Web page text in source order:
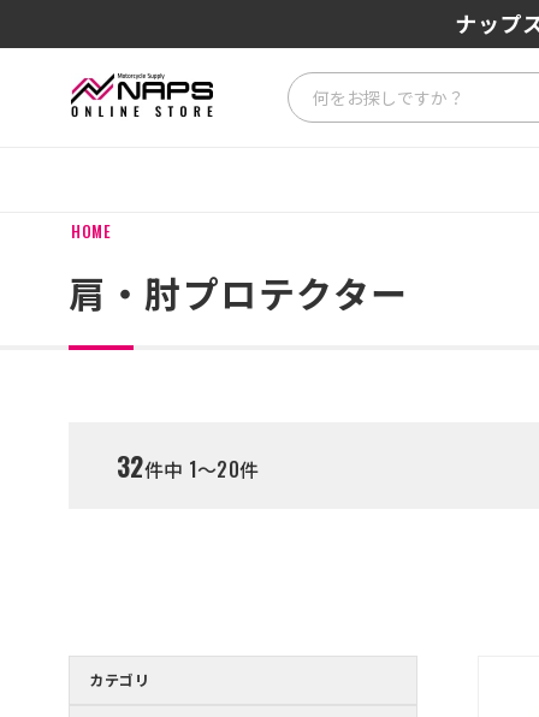
ナップ
SENA J30/
HOME
肩・肘プロテクター
32件中 1～20件
カテゴリ